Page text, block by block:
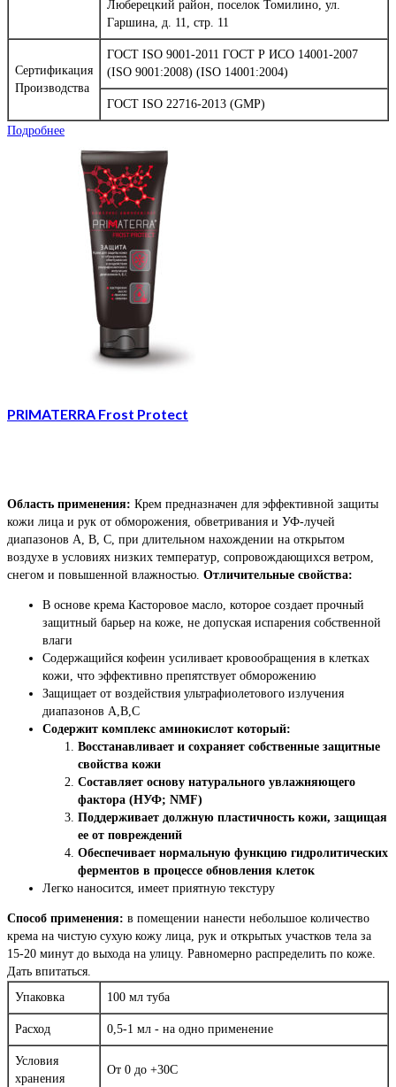
Люберецкий район, поселок Томилино, ул.
Гаршина, д. 11, стр. 11
Сертификация
Производства
ГОСТ ISO 9001-2011 ГОСТ Р ИСО 14001-2007
(ISO 9001:2008) (ISO 14001:2004)
ГОСТ ISO 22716-2013 (GMP)
Подробнее
PRIMATERRA Frost Protect
Область применения: Крем предназначен для эффективной защиты
кожи лица и рук от обморожения, обветривания и УФ-лучей
диапазонов А, В, С, при длительном нахождении на открытом
воздухе в условиях низких температур, сопровождающихся ветром,
снегом и повышенной влажностью. Отличительные свойства:
В основе крема Касторовое масло, которое создает прочный
защитный барьер на коже, не допуская испарения собственной
влаги
Содержащийся кофеин усиливает кровообращения в клетках
кожи, что эффективно препятствует обморожению
Защищает от воздействия ультрафиолетового излучения
диапазонов А,В,С
Содержит комплекс аминокислот который:
Восстанавливает и сохраняет собственные защитные
свойства кожи
Составляет основу натурального увлажняющего
фактора (НУФ; NMF)
Поддерживает должную пластичность кожи, защищая
ее от повреждений
Обеспечивает нормальную функцию гидролитических
ферментов в процессе обновления клеток
Легко наносится, имеет приятную текстуру
Способ применения: в помещении нанести небольшое количество
крема на чистую сухую кожу лица, рук и открытых участков тела за
15-20 минут до выхода на улицу. Равномерно распределить по коже.
Дать впитаться.
Упаковка
100 мл туба
Расход 0,5-1 мл - на одно применение
Условия
хранения
От 0 до +30С